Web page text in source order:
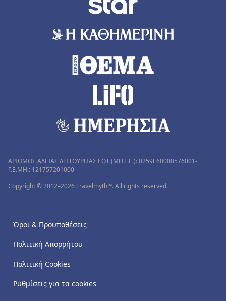
ΑΡΙΘΜΟΣ ΑΔΕΙΑΣ ΛΕΙΤΟΥΡΓΙΑΣ ΕΟΤ (MH.T.E.): 0259Ε60000576001-
Γ.Ε.ΜΗ.: 121757201000
Copyright © 2012–2026 Travelmyth™. All rights reserved.
Όροι & Προϋποθέσεις
Πολιτική Απορρήτου
Πολιτική Cookies
Ρυθμίσεις για τα cookies